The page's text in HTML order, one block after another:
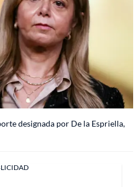
designada por De la Espriella,